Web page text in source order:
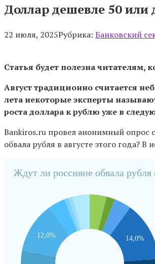
Доллар дешевле 50 или
22 июля, 2025Рубрика: Банковский
Статья будет полезна читателям,
Август традиционно считается
лета некоторые эксперты
роста доллара к рублю уже в
Bankiros.ru провел анонимный опрос
обвала рубля в августе этого года?